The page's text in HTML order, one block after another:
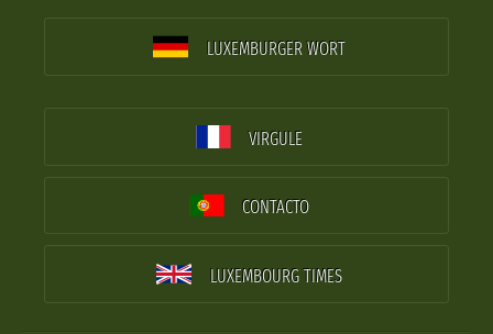
LUXEMBURGER WORT
VIRGULE
CONTACTO
LUXEMBOURG TIMES